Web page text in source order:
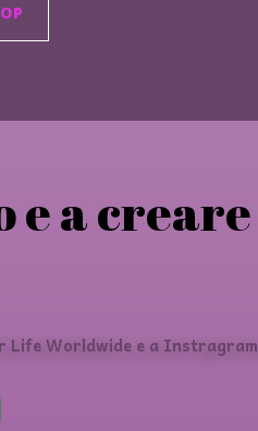
a
Life Worldwide e a